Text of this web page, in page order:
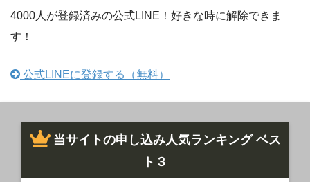
4000人が登録済みの公式LINE！好きな時に解除できま
す！
公式LINEに登録する（無料）
当サイトの申し込み人気ランキング ベス
ト３